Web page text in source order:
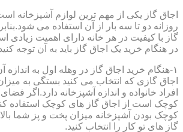
اجاق گاز یکی از مهم ترین لوازم آشپزخانه
روزانه دو تا سه بار از آن استفاده می
گاز با کیفیت در هر خانه دارای اهمیت زیادی
در هنگام خرید یک اجاق گاز باید به آن توجه
۱-هنگام خرید اجاق گاز در وهله اول به اندازه
اجاق گازی که انتخاب می کنید بستگی به
افراد خانواده و اندازه آشپزخانه دارد.اگر
کوچک است از اجاق گاز های کوچک استفاده
کوچک بودن آشپزخانه میزان پخت و پز شما
گاز های تو کار را انتخاب کنید.